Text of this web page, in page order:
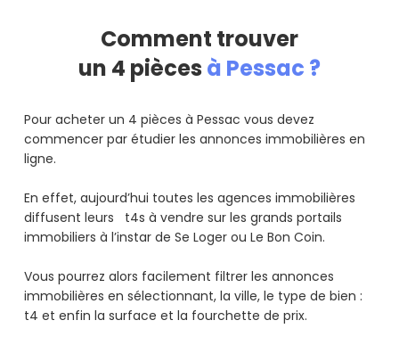
Comment trouver
un 4 pièces à Pessac ?
Pour acheter un 4 pièces à Pessac vous devez
commencer par étudier les annonces immobilières en
ligne.
En effet, aujourd’hui toutes les agences immobilières
diffusent leurs t4s à vendre sur les grands portails
immobiliers à l’instar de Se Loger ou Le Bon Coin.
Vous pourrez alors facilement filtrer les annonces
immobilières en sélectionnant, la ville, le type de bien :
t4 et enfin la surface et la fourchette de prix.